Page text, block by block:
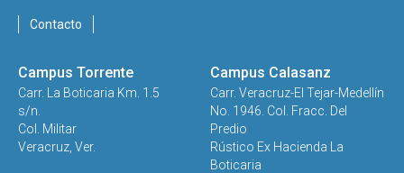
Contacto
Campus Torrente
Carr. La Boticaria Km. 1.5
s/n.
Col. Militar
Veracruz, Ver.
Campus Calasanz
Carr. Veracruz-El Tejar-Medellín
No. 1946. Col. Fracc. Del
Predio
Rústico Ex Hacienda La
Boticaria